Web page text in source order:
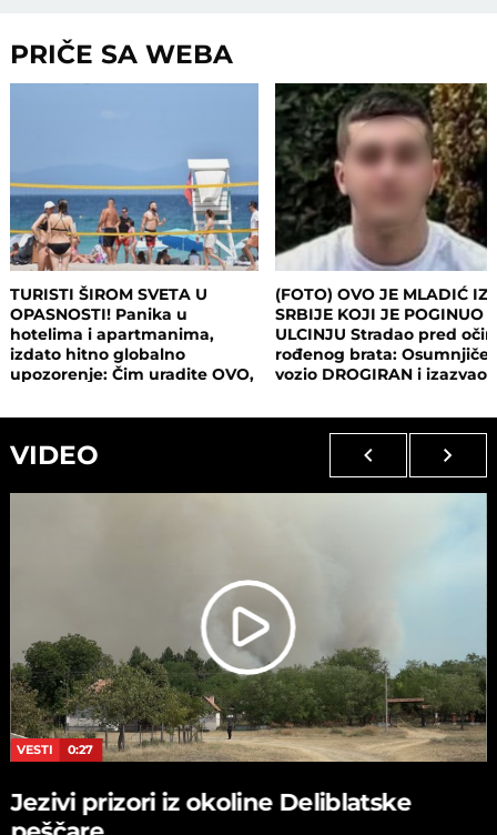
PRIČE SA WEBA
TURISTI ŠIROM SVETA U
OPASNOSTI! Panika u
hotelima i apartmanima,
izdato hitno globalno
upozorenje: Čim uradite OVO,
napada!
(FOTO) OVO JE MLADIĆ IZ
SRBIJE KOJI JE POGINUO
ULCINJU Stradao pred
rođenog brata:
vozio DROGIRAN i izazvao
VIDEO
VESTI 0:27
Jezivi prizori iz okoline Deliblatske